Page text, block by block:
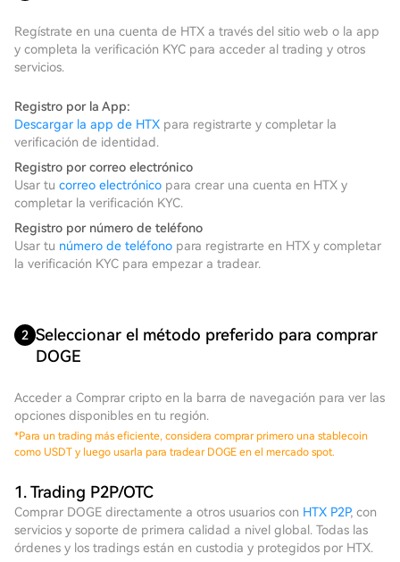
Regístrate en una cuenta de HTX a través del sitio web o la app
y completa la verificación KYC para acceder al trading y otros
servicios.
Registro por la App:
Descargar la app de HTX para registrarte y completar la
verificación de identidad.
Registro por correo electrónico
Usar tu correo electrónico para crear una cuenta en HTX y
completar la verificación KYC.
Registro por número de teléfono
Usar tu número de teléfono para registrarte en HTX y completar
la verificación KYC para empezar a tradear.
2 Seleccionar el método preferido para comprar
DOGE
Acceder a Comprar cripto en la barra de navegación para ver las
opciones disponibles en tu región.
*Para un trading más eficiente, considera comprar primero una stablecoin
como USDT y luego usarla para tradear DOGE en el mercado spot.
1. Trading P2P/OTC
Comprar DOGE directamente a otros usuarios con HTX P2P, con
servicios y soporte de primera calidad a nivel global. Todas las
órdenes y los tradings están en custodia y protegidos por HTX.